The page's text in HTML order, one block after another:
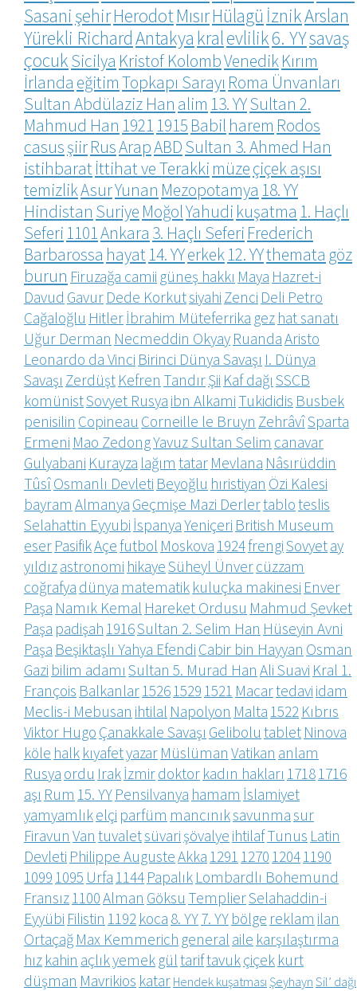
Sasani şehirHerodotMısırHülagü İznikArslan
Yürekli RichardAntakya kral evlilik6. YYsavaş
çocukSicilya Kristof KolombVenedikKırım
İrlanda eğitimTopkapı Sarayı Roma Ünvanları
Sultan Abdülaziz Han alim 13. YYSultan 2.
Mahmud Han 19211915 Babil harem Rodos
casusşiirRusArapABDSultan 3. Ahmed Han
istihbaratİttihat ve Terakki müzeçiçek aşısı
temizlikAsurYunan Mezopotamya 18. YY
Hindistan Suriye MoğolYahudi kuşatma 1. Haçlı
Seferi1101Ankara 3. Haçlı Seferi Frederich
Barbarossa hayat14. YYerkek12. YYthemata göz
burun Firuzağa camii güneş hakkı Maya Hazret-i
Davud Gavur Dede Korkutsiyahi Zenci Deli Petro
Cağaloğlu Hitlerİbrahim Müteferrika gez hat sanatı
Uğur Derman Necmeddin Okyay RuandaAristo
Leonardo da Vinci Birinci Dünya Savaşı I. Dünya
Savaşı Zerdüşt Kefren TandırŞii Kaf dağı SSCB
komünistSovyet Rusya ibn Alkami Tukididis Busbek
penisilin Copineau Corneille le Bruyn ZehrâvîSparta
Ermeni Mao ZedongYavuz Sultan Selim canavar
Gulyabani Kurayza lağım tatar Mevlana Nâsırüddin
TûsîOsmanlı Devleti Beyoğlu hıristiyan Özi Kalesi
bayram Almanya Geçmişe Mazi Derlertabloteslis
Selahattin Eyyubi İspanyaYeniçeri British Museum
eser PasifikAçefutbol Moskova 1924frengiSovyetay
yıldızastronomi hikayeSüheyl Ünvercüzzam
coğrafya dünya matematik kuluçka makinesi Enver
Paşa Namık Kemal Hareket Ordusu Mahmud Şevket
Paşa padişah 1916Sultan 2. Selim Han Hüseyin Avni
Paşa Beşiktaşlı Yahya Efendi Cabir bin Hayyan Osman
Gazi bilim adamı Sultan 5. Murad Han Ali Suavi Kral 1.
François Balkanlar 1526 1529 1521 Macartedavi idam
Meclis-i Mebusan ihtilal Napolyon Malta 1522 Kıbrıs
Viktor Hugo Çanakkale Savaşı Gelibolu tablet Ninova
köle halk kıyafetyazar Müslüman Vatikan anlam
Rusya ordu Irakİzmirdoktor kadın hakları 1718 1716
aşı Rum 15. YY Pensilvanya hamam İslamiyet
yamyamlıkelçi parfüm mancınıksavunmasur
Firavun Van tuvaletsüvari şövalye ihtilafTunus Latin
Devleti Philippe AugusteAkka 1291 1270 1204 1190
1099 1095 Urfa 1144 Papalık Lombardlı Bohemund
Fransız 1100Alman Göksu TemplierSelahaddin-i
Eyyübi Filistin 1192 koca 8. YY7. YY bölge reklam ilan
Ortaçağ Max Kemmerich general aile karşılaştırma
hız kahin açlıkyemek gül tariftavukçiçek kurt
düşman Mavrikios katar Hendek kuşatması Şeyhayn Sil’ dağı